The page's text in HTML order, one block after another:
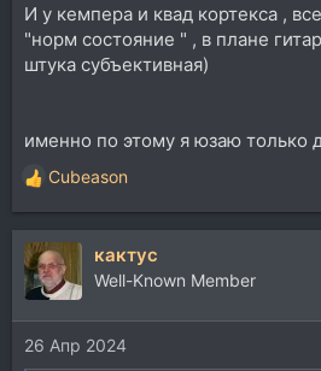
И у кемпера и квад кортекса ,
"норм состояние " , в плане
штука субъективная)
именно по этому я юзаю только
Р
е
а
к
ц
и
и
:
Cubeason
кактус
Well-Known Member
26 Апр 2024